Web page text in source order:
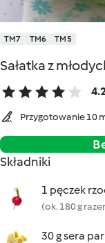
TM7 TM6 TM5
Sałatka z
Przygotowanie 10
Składniki
1 pęczek
(ok. 180 g
30 g sera